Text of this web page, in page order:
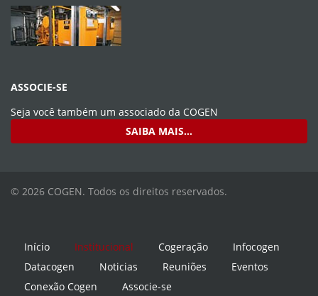
ASSOCIE-SE
Seja você também um associado da COGEN
SAIBA MAIS...
© 2026 COGEN. Todos os direitos reservados.
Início Institucional Cogeração
Infocogen
Datacogen
Noticias Reuniões
Eventos
Conexão Cogen
Associe-se